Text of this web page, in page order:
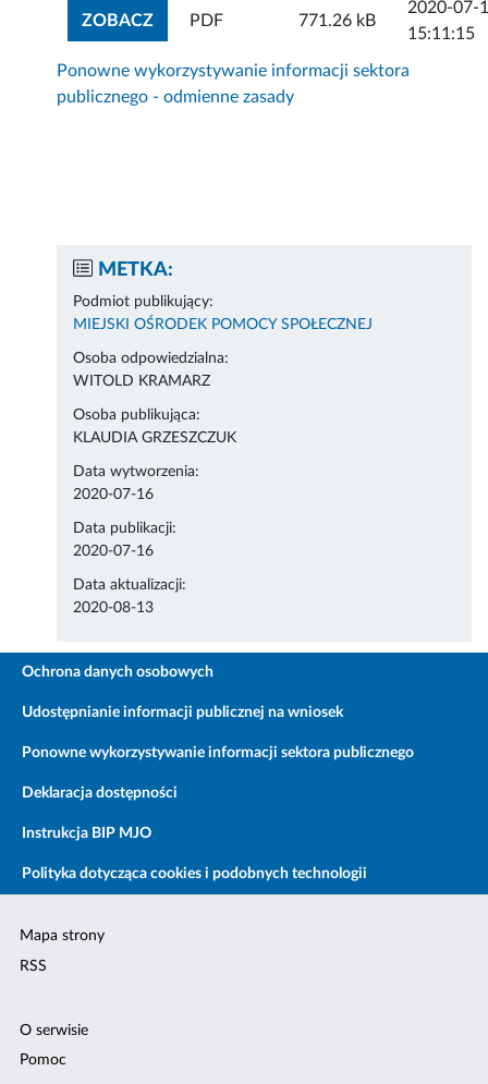
ZOBACZZOBACZ ZAŁĄCZNIK
PDF 771.26 kB
2020-07-
15:11:15
Ponowne wykorzystywanie informacji sektora
publicznego - odmienne zasady
METKA:
Podmiot publikujący:
MIEJSKI OŚRODEK POMOCY SPOŁECZNEJ
Osoba odpowiedzialna:
WITOLD KRAMARZ
Osoba publikująca:
KLAUDIA GRZESZCZUK
Data wytworzenia:
2020-07-16
Data publikacji:
2020-07-16
Data aktualizacji:
2020-08-13
Ochrona danych osobowych
Udostępnianie informacji publicznej na wniosek
Ponowne wykorzystywanie informacji sektora publicznego
Deklaracja dostępności
Instrukcja BIP MJO
Polityka dotycząca cookies i podobnych technologii
Mapa strony
RSS
O serwisie
Pomoc